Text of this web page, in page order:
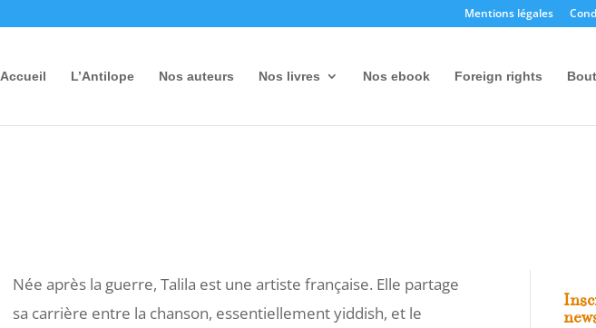
Mentions légales
Accueil L’Antilope Nos auteurs Nos livres Nos ebook Foreign rights
Née après la guerre, Talila est une artiste française. Elle partage
sa carrière entre la chanson, essentiellement yiddish, et le